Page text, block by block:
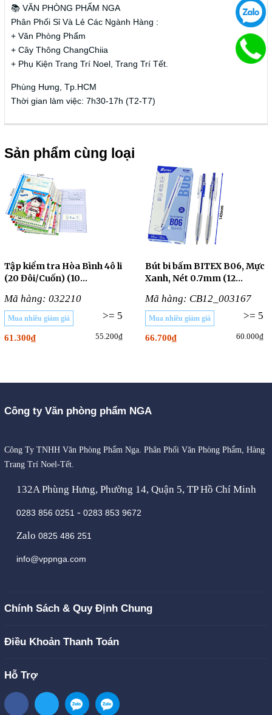
📚 VĂN PHÒNG PHẨM NGA
Phân Phối Sỉ Và Lẻ Các Ngành Hàng :
+ Văn Phòng Phẩm
+ Cây Thông ChangChiia
+ Phụ Kiện Trang Trí Noel, Trang Trí Tết.
Phùng Hưng, Tp.HCM
Thời gian làm việc: 7h30-17h (T2-T7)
Sản phẩm cùng loại
Tập kiểm tra Hòa Bình 4ô li
(20 Đôi/Cuốn) (10
Mã hàng: 032210
>= 5
Mua nhiều giảm giá
61.300₫ 55.200₫
Bút bi bấm BITEX B06, Mực
Xanh, Nét 0.7mm (12
Mã hàng: CB12_003167
>= 5
Mua nhiều giảm giá
66.700₫ 60.000₫
Công ty Văn phòng phẩm NGA
Công Ty TNHH Văn Phòng Phẩm Nga. Phân Phối Văn Phòng Phẩm, Hàng
Trang Trí Noel-Tết.
132A Phùng Hưng, Phường 14, Quận 5, TP Hồ Chí Minh
0283 856 0251 - 0283 853 9672
Zalo 0825 486 251
info@vppnga.com
Chính Sách & Quy Định Chung
Điều Khoản Thanh Toán
Hỗ Trợ